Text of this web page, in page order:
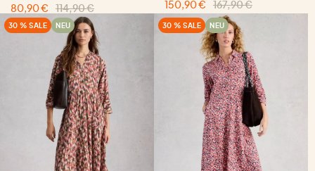
80,90 € 114,90 € 150,90 € 167,90 €
30 % SALE NEU 30 % SALE NEU